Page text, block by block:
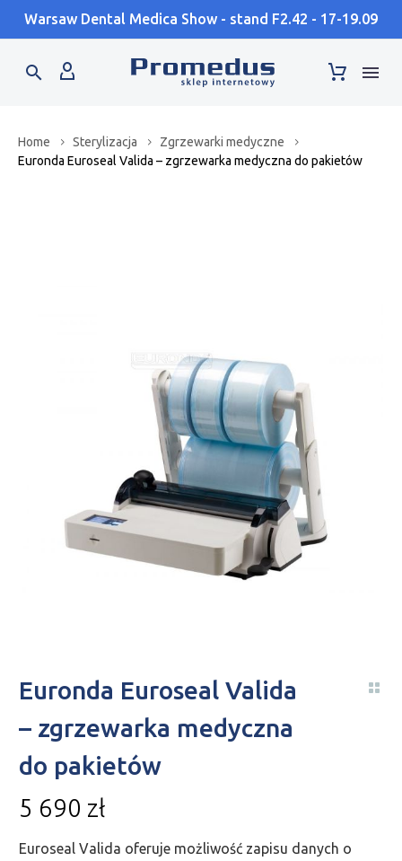
Warsaw Dental Medica Show - stand F2.42 - 17-19.09
Home Sterylizacja
Zgrzewarki medyczne
Euronda Euroseal Valida – zgrzewarka medyczna do pakietów
Euronda Euroseal Valida
– zgrzewarka medyczna
do pakietów
5 690 zł
Euroseal Valida oferuje możliwość zapisu danych o